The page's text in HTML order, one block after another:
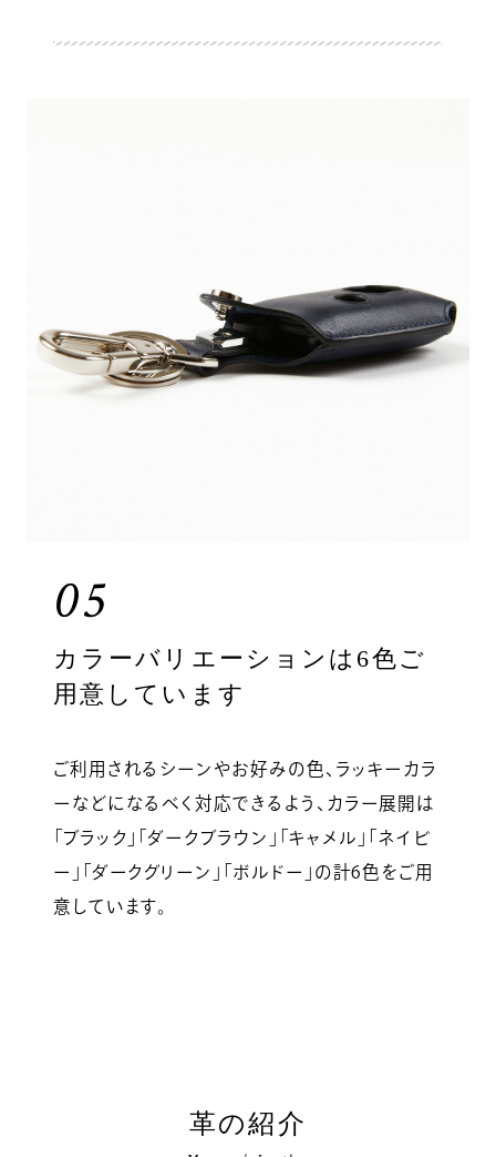
05
カラーバリエーションは6色ご
用意しています
ご利用されるシーンやお好みの色、ラッキーカラ
ーなどになるべく対応できるよう、カラー展開は
「ブラック」「ダークブラウン」「キャメル」「ネイビ
ー」「ダークグリーン」「ボルドー」の計6色をご用
意しています。
革の紹介